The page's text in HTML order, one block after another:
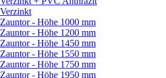
Verzinkt
Zauntor - Höhe 1000 mm
Zauntor - Höhe 1200 mm
Zauntor - Höhe 1450 mm
Zauntor - Höhe 1550 mm
Zauntor - Höhe 1750 mm
Zauntor - Höhe 1950 mm